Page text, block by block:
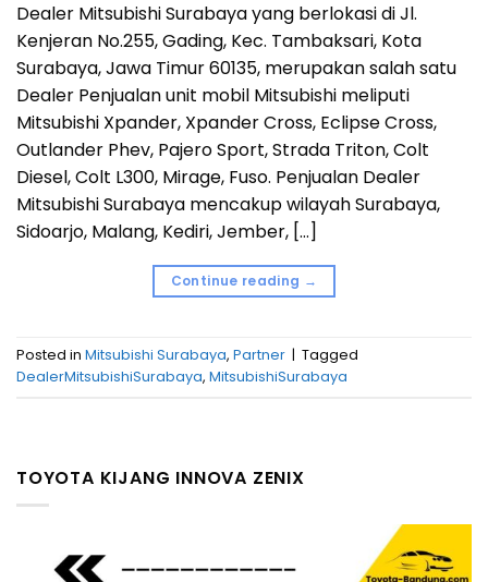
Dealer Mitsubishi Surabaya yang berlokasi di Jl.
Kenjeran No.255, Gading, Kec. Tambaksari, Kota
Surabaya, Jawa Timur 60135, merupakan salah satu
Dealer Penjualan unit mobil Mitsubishi meliputi
Mitsubishi Xpander, Xpander Cross, Eclipse Cross,
Outlander Phev, Pajero Sport, Strada Triton, Colt
Diesel, Colt L300, Mirage, Fuso. Penjualan Dealer
Mitsubishi Surabaya mencakup wilayah Surabaya,
Sidoarjo, Malang, Kediri, Jember, […]
Continue reading →
Posted in Mitsubishi Surabaya, Partner | Tagged
DealerMitsubishiSurabaya, MitsubishiSurabaya
TOYOTA KIJANG INNOVA ZENIX